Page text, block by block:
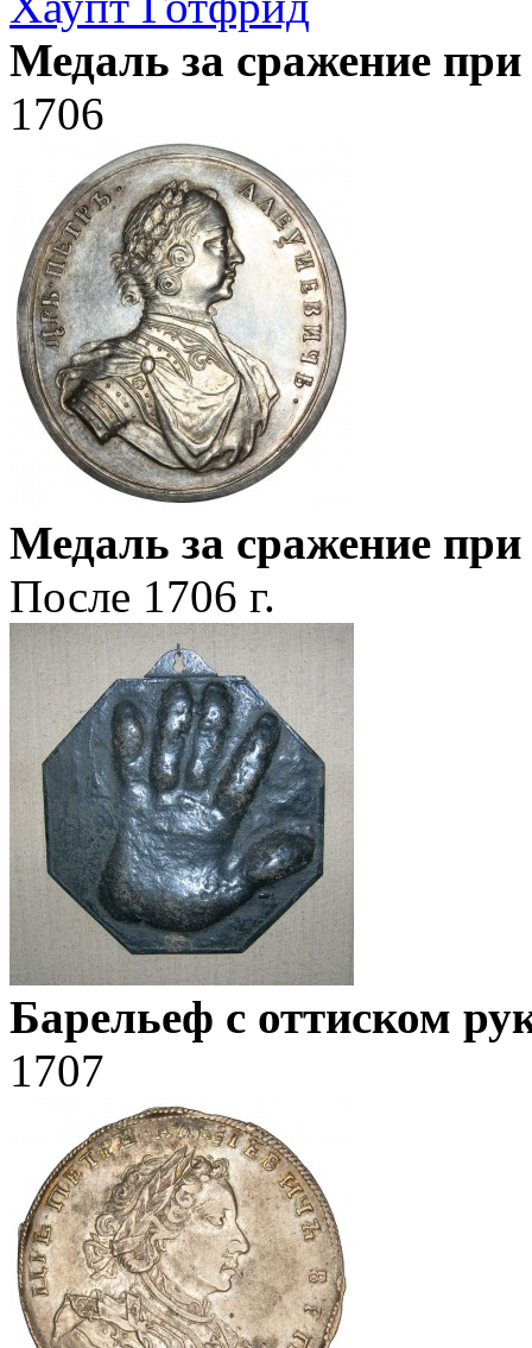
Медаль за сражение
1706
Медаль за сражение
После 1706 г.
Барельеф с оттиском
1707